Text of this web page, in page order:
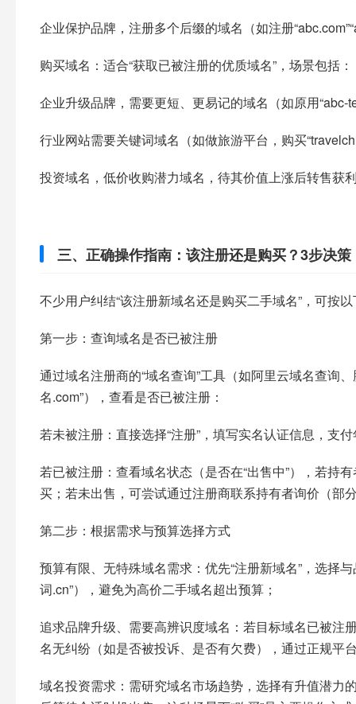
企业保护品牌，注册多个后缀的域名（如注册
购买域名：适合“获取已被注册的优质域名”，场景包括：​
企业升级品牌，需要更短、更易记的域名（如原用“abc-
行业网站需要关键词域名（如做旅游平台，购买
投资域名，低价收购潜力域名，待其价值上涨后转售获
三、正确操作指南：该注册还是购买？3步决策​
不少用户纠结“该注册新域名还是购买二手域名”，可按
第一步：查询域名是否已被注册​
通过域名注册商的“域名查询”工具（如阿里云域名查询
名.com”），查看是否已被注册：​
若未被注册：直接选择“注册”，填写实名认证信息，支
若已被注册：查看域名状态（是否在“出售中”），若持
买；若未出售，可尝试通过注册商联系持有者询价（部
第二步：根据需求与预算选择方式​
预算有限、无特殊域名需求：优先“注册新域名”，选择
词.cn”），避免为高价二手域名超出预算；​
追求品牌升级、需要高辨识度域名：若目标域名已被注
名无纠纷（如是否被投诉、是否有欠费），通过正规平
域名投资需求：需研究域名市场趋势，选择有升值潜力